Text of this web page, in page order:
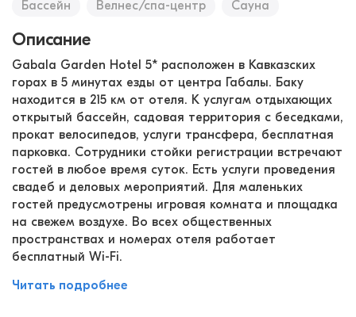
Бассейн
Велнес/спа-центр Сауна
Описание
Gabala Garden Hotel 5* расположен в Кавказских
горах в 5 минутах езды от центра Габалы. Баку
находится в 215 км от отеля. К услугам отдыхающих
открытый бассейн, садовая территория с беседками,
прокат велосипедов, услуги трансфера, бесплатная
парковка. Сотрудники стойки регистрации встречают
гостей в любое время суток. Есть услуги проведения
свадеб и деловых мероприятий. Для маленьких
гостей предусмотрены игровая комната и площадка
на свежем воздухе. Во всех общественных
пространствах и номерах отеля работает
бесплатный Wi-Fi.
Читать подробнее